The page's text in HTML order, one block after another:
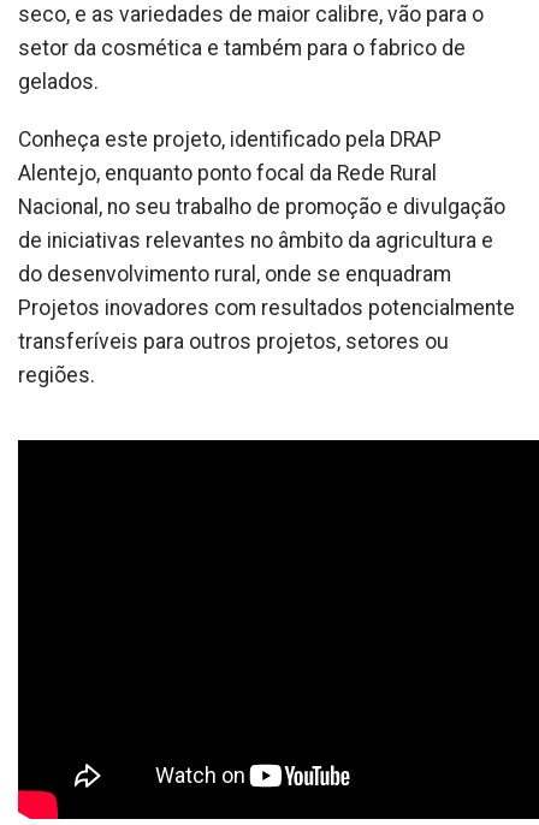
seco, e as variedades de maior calibre, vão para o
setor da cosmética e também para o fabrico de
gelados.
Conheça este projeto, identificado pela DRAP
Alentejo, enquanto ponto focal da Rede Rural
Nacional, no seu trabalho de promoção e divulgação
de iniciativas relevantes no âmbito da agricultura e
do desenvolvimento rural, onde se enquadram
Projetos inovadores com resultados potencialmente
transferíveis para outros projetos, setores ou
regiões.